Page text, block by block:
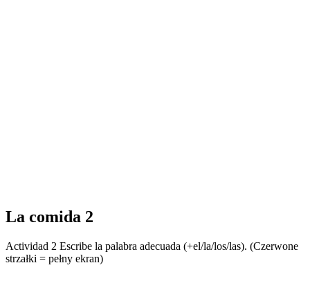
La comida 2
Actividad 2 Escribe la palabra adecuada (+el/la/los/las). (Czerwone
strzałki = pełny ekran)